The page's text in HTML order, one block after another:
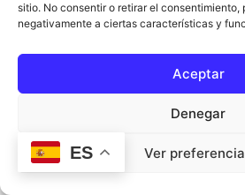
sitio. No consentir o retirar el consentimiento,
negativamente a ciertas características y
Aceptar
Denegar
Ver
ES